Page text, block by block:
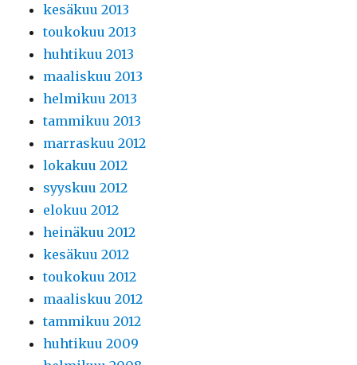
kesäkuu 2013
toukokuu 2013
huhtikuu 2013
maaliskuu 2013
helmikuu 2013
tammikuu 2013
marraskuu 2012
lokakuu 2012
syyskuu 2012
elokuu 2012
heinäkuu 2012
kesäkuu 2012
toukokuu 2012
maaliskuu 2012
tammikuu 2012
huhtikuu 2009